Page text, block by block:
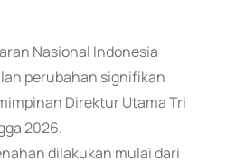
Nasional Indonesia
perubahan signifikan
Direktur Utama Tri
2026.
dilakukan mulai dari